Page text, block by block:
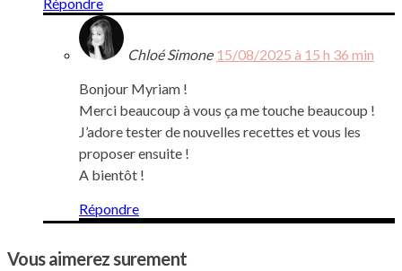
Répondre
Chloé Simone 15/08/2025 à 15 h 36 min
Bonjour Myriam !
Merci beaucoup à vous ça me touche beaucoup !
J’adore tester de nouvelles recettes et vous les
proposer ensuite !
A bientôt !
Répondre
Vous aimerez surement